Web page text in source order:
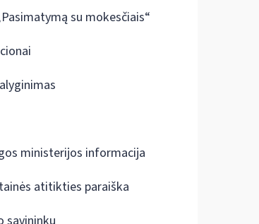
su mokesčiais“
ministerijos informacija
atitikties paraiška